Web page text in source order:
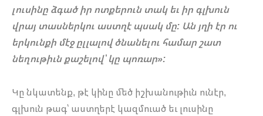
լուսինը ձգած իր ոտքերուն տակ եւ իր գլխուն
վրայ տասներկու աստղէ պսակ մը: Ան յղի էր ու
երկունքի մէջ ըլլալով ծնանելու համար շատ
նեղութիւն քաշելով՝ կը պոռար»:
Կը նկատենք, թէ կինը մեծ իշխանութիւն ունէր,
գլխուն թագ՝ աստղերէ կազմուած եւ լուսինը